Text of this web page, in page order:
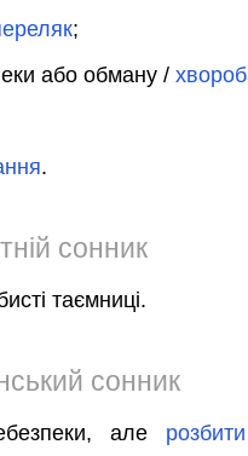
;
або обману /
.
сонник
таємниці.
сонник
але розбити